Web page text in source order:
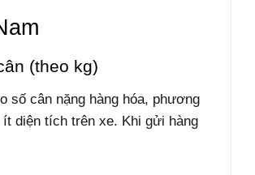
(theo kg)
số cân nặng hàng hóa, phương
diện tích trên xe. Khi gửi hàng